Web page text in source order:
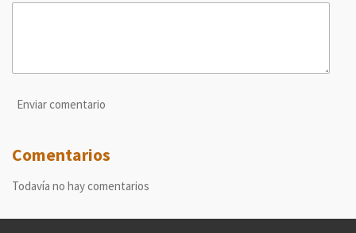
Enviar comentario
Comentarios
Todavía no hay comentarios